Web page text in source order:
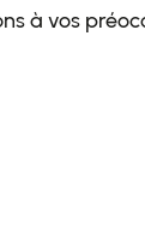
à vos